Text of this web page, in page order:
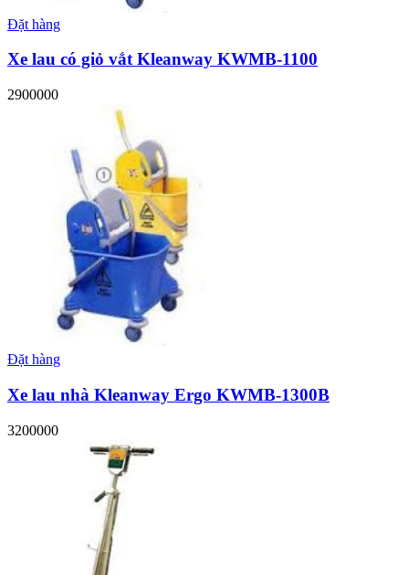
Đặt hàng
Xe lau có giỏ vắt Kleanway KWMB-1100
2900000
Đặt hàng
Xe lau nhà Kleanway Ergo KWMB-1300B
3200000